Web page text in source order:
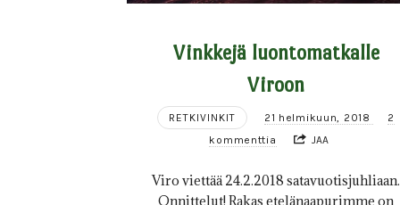
Vinkkejä luontomatkalle
Viroon
RETKIVINKIT 21 helmikuun, 2018
2
kommenttia
JAA
Viro viettää 24.2.2018 satavuotisjuhliaan.
Onnittelut! Rakas etelänaapurimme on